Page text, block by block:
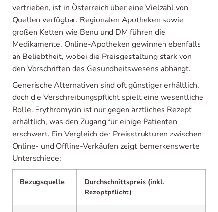
vertrieben, ist in Österreich über eine Vielzahl von
Quellen verfügbar. Regionalen Apotheken sowie
großen Ketten wie Benu und DM führen die
Medikamente. Online-Apotheken gewinnen ebenfalls
an Beliebtheit, wobei die Preisgestaltung stark von
den Vorschriften des Gesundheitswesens abhängt.
Generische Alternativen sind oft günstiger erhältlich,
doch die Verschreibungspflicht spielt eine wesentliche
Rolle. Erythromycin ist nur gegen ärztliches Rezept
erhältlich, was den Zugang für einige Patienten
erschwert. Ein Vergleich der Preisstrukturen zwischen
Online- und Offline-Verkäufen zeigt bemerkenswerte
Unterschiede:
Bezugsquelle
Durchschnittspreis (inkl.
Rezeptpflicht)